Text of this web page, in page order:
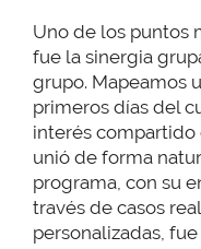
Uno de los puntos
fue la sinergia
grupo. Mapeamos
primeros días del
interés compartido
unió de forma
programa, con su
través de casos
personalizadas,